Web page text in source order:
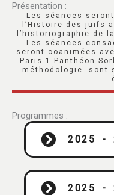
Présentation :
Les séances
l’Histoire des juifs
l’historiographie de
Les séances
seront coanimées
Paris 1 Panthéon-
méthodologie- sont
Programmes :
2025 -
2025 -